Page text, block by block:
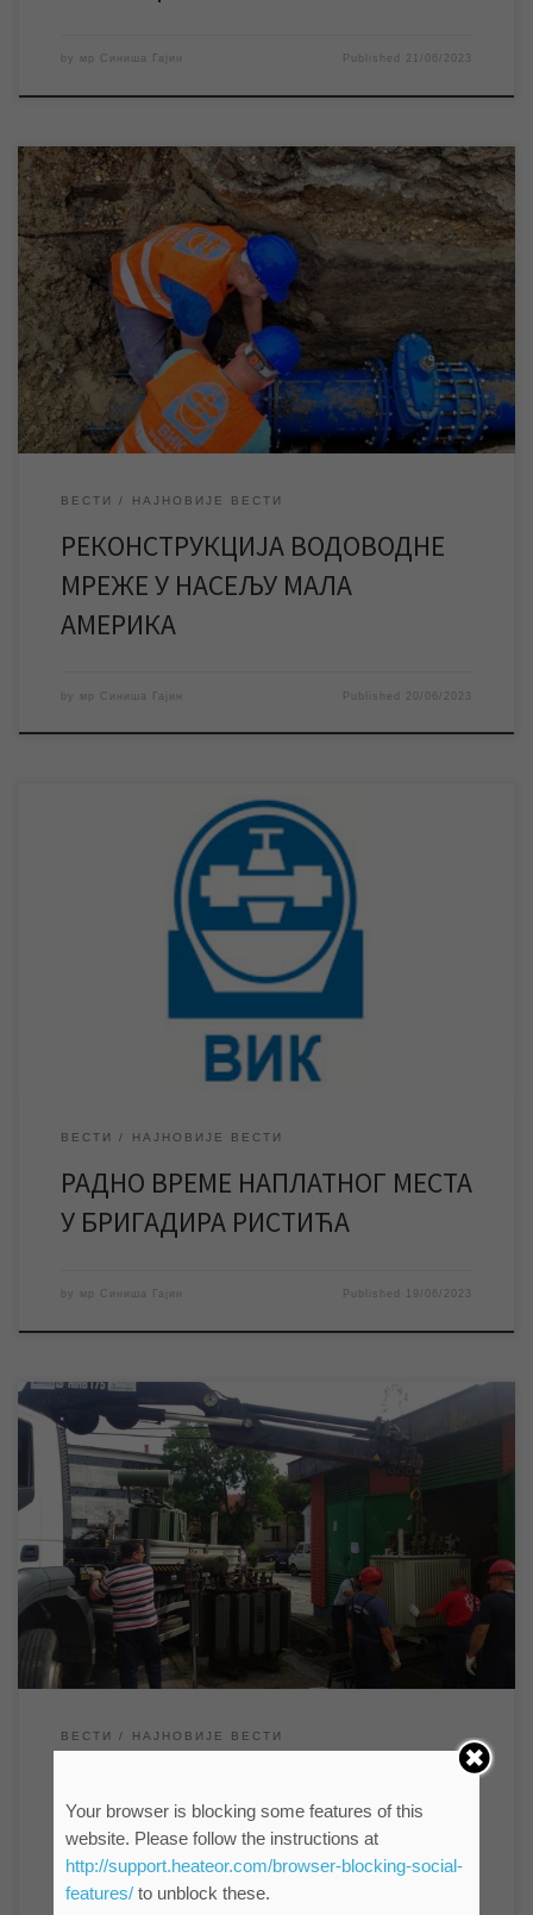
by мр Синиша Гајин Published 21/06/2023
Заменом постојеће водоводне мреже новом у насељу Мала
Америка наставља се реализација Прве фазе реконструкције
градске водоводне мреже. До сада су радови завршени у
насељу Ружа Шулман, Шумица, при крају су на Карађорђевом
тргу и преостало је да се изврше у Центру. У току су радови
ЈКП „Водовод и канализација“ […]
ВЕСТИ НАЈНОВИЈЕ ВЕСТИ
РЕКОНСТРУКЦИЈА ВОДОВОДНЕ
МРЕЖE У НАСЕЉУ МАЛА
АМЕРИКА
by мр Синиша Гајин Published 20/06/2023
Према обавештењу ЈКП „Градска топлана“ за уторак 20. јун је
измењено радно време наплатног места у Бригадира Ристића
где корисници могу платити рачуне за услуге овог, као и
предузећа ЈКП „Чистоћа и зеленило“ и ЈКП „Водовод и
канализација“ Зрењанин. Како смо обавештени од стране ЈКП
„Градска топлана“ измењено је радно […]
ВЕСТИ НАЈНОВИЈЕ ВЕСТИ
РАДНО ВРЕМЕ НАПЛАТНОГ МЕСТА
У БРИГАДИРА РИСТИЋА
by мр Синиша Гајин Published 19/06/2023
У уторак 6. јуна због радова ЕПС-а на редовном годишњем
одржавању трафостанице која снабдева електричном
енергијом трафостанице предузећа на изворишту, као и
редовне ревизије истих од стране нашег предузећа, доћи ће
до прекида снабдевања бунарских пумпи електричном
енергијом, а самим тим и до прекида водоснабдевања града.
Према најави Електродистрибуције Зрењанин […]
ВЕСТИ НАЈНОВИЈЕ ВЕСТИ
ТРАФОСТАНИЦА
byмр Синиша Гајин
Your browser is blocking some features of this
website. Please follow the instructions at
http://support.heateor.com/browser-blocking-social-
features/to unblock these.